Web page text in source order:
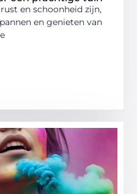
en schoonheid zijn,
en genieten van